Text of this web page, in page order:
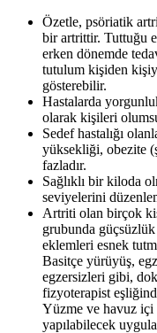
Özetle, psöriatik
bir artrittir. Tuttuğu
erken dönemde
tutulum kişiden
gösterebilir.
Hastalarda
olarak kişileri
Sedef hastalığı
yüksekliği, obezite
fazladır.
Sağlıklı bir kiloda
seviyelerini
Artriti olan birçok
grubunda güçsüzlük
eklemleri esnek
Basitçe yürüyüş,
egzersizleri gibi,
fizyoterapist
Yüzme ve havuz içi
yapılabilecek